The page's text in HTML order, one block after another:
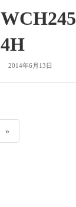
WCH245
4H
2014年6月13日
»